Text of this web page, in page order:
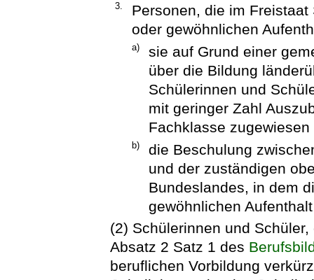
3.
Personen, die im
oder gewöhnlichen
a)
sie auf Grund einer
über die Bildung
Schülerinnen und
mit geringer Zahl
Fachklasse
b)
die Beschulung
und der zuständigen
Bundeslandes, in dem
gewöhnlichen
(2) Schülerinnen und
Absatz 2 Satz 1 des
beruflichen Vorbildung